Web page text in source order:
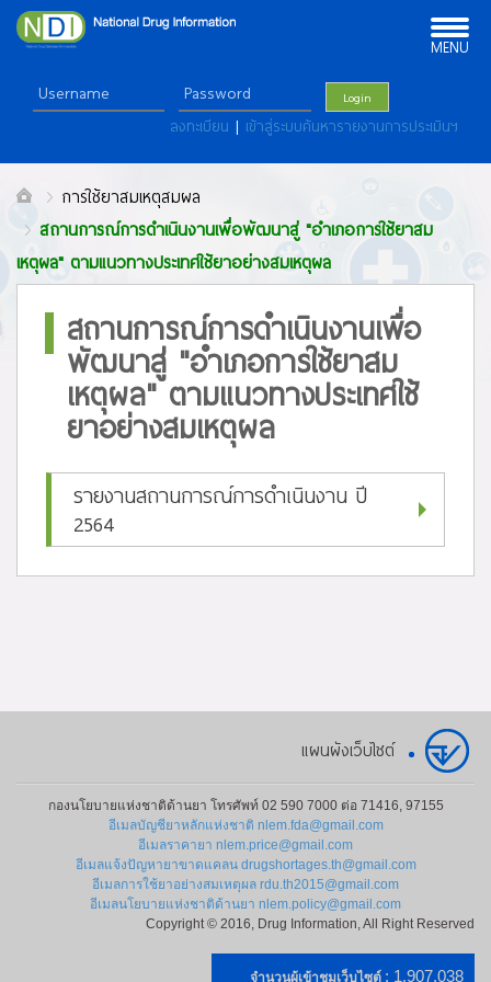
Toggle
navigation
MENU
Login
ลงทะเบียน | เข้าสู่ระบบค้นหารายงานการประเมินฯ
การใช้ยาสมเหตุสมผล
สถานการณ์การดำเนินงานเพื่อพัฒนาสู่ "อำเภอการใช้ยาสม
เหตุผล" ตามแนวทางประเทศใช้ยาอย่างสมเหตุผล
สถานการณ์การดำเนินงานเพื่อ
พัฒนาสู่ "อำเภอการใช้ยาสม
เหตุผล" ตามแนวทางประเทศใช้
ยาอย่างสมเหตุผล
รายงานสถานการณ์การดำเนินงาน ปี
2564
แผนผังเว็บไซต์
กองนโยบายแห่งชาติด้านยา โทรศัพท์ 02 590 7000 ต่อ 71416, 97155
อีเมลบัญชียาหลักแห่งชาติ nlem.fda@gmail.com
อีเมลราคายา nlem.price@gmail.com
อีเมลแจ้งปัญหายาขาดแคลน drugshortages.th@gmail.com
อีเมลการใช้ยาอย่างสมเหตุผล rdu.th2015@gmail.com
อีเมลนโยบายแห่งชาติด้านยา nlem.policy@gmail.com
Copyright © 2016, Drug Information, All Right Reserved
จำนวนผู้เข้าชมเว็บไซต์ : 1,907,038